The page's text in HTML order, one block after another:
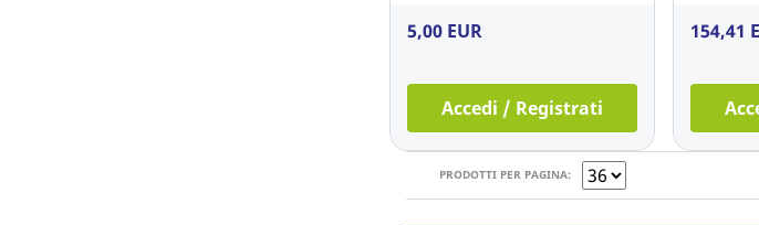
5,00 EUR
Accedi / Registrati
154,41
PRODOTTI PER PAGINA: